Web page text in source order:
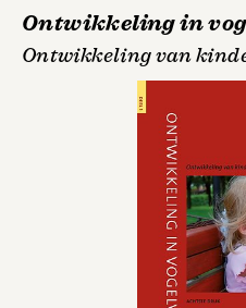
Ontwikkeling in
Ontwikkeling van